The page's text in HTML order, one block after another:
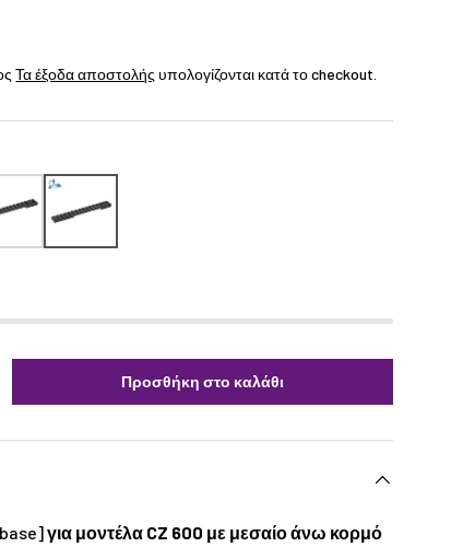
Τα έξοδα αποστολής υπολογίζονται κατά το checkout.
Προσθήκη στο καλάθι
για μοντέλα CZ 600 με μεσαίο άνω κορμό